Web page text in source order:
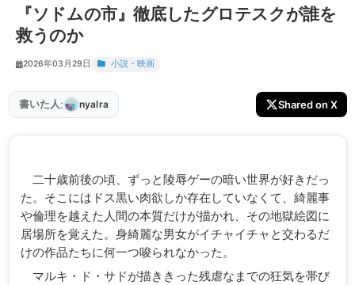
『ソドムの市』徹底したグロテスクが誰を
救うのか
2026年03月29日 小説・映画
書いた人 : nyalra Shared on X
二十歳前後の頃、ずっと陵辱ゲーの暗い世界が好きだっ
た。そこにはドス黒い肉欲しか存在していなくて、綺麗事
や倫理を越えた人間の本質だけが描かれ、その地獄絵図に
居場所を覚えた。身綺麗な男女がイチャイチャと交わるだ
けの作品たちに何一つ唆られなかった。
マルキ・ド・サドが描ききった残虐なまでの狂気を帯び